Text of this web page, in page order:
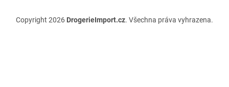
Copyright 2026 DrogerieImport.cz. Všechna práva vyhrazena.